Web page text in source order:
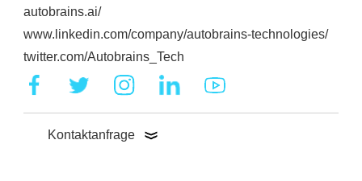
autobrains.ai/
www.linkedin.com/company/autobrains-technologies/
twitter.com/Autobrains_Tech
Kontaktanfrage